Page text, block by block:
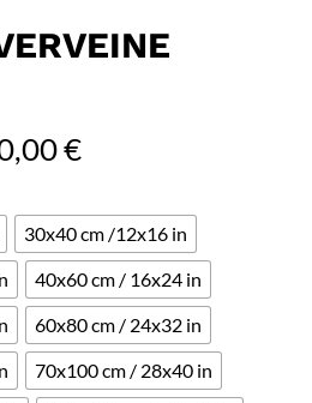
€
30x40 cm /12x16 in
40x60 cm / 16x24 in
60x80 cm / 24x32 in
70x100 cm / 28x40 in